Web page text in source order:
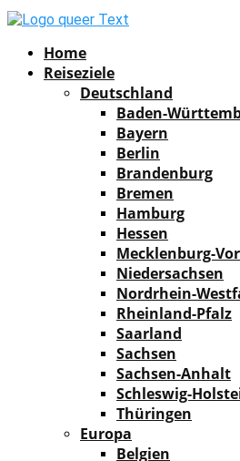
Home
Reiseziele
Deutschland
Baden-
Bayern
Berlin
Brandenburg
Bremen
Hamburg
Hessen
Mecklenburg-
Niedersachsen
Nordrhein-
Rheinland-Pfalz
Saarland
Sachsen
Sachsen-Anhalt
Schleswig-
Thüringen
Europa
Belgien